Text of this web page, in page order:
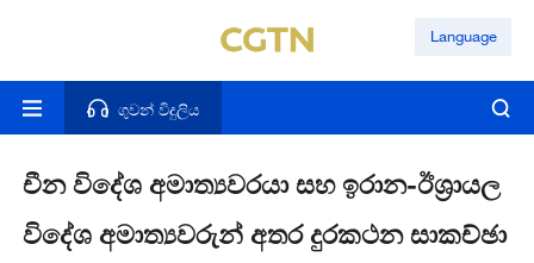
Language
ගුවන් විදුලිය
චීන විදේශ අමාත්‍යවරයා සහ ඉරාන-ඊශ්‍රායල
විදේශ අමාත්‍යවරුන් අතර දුරකථන සාකච්ඡා